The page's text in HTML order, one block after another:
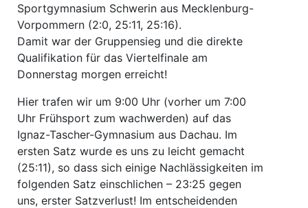
Sportgymnasium Schwerin aus Mecklenburg-
Vorpommern (2:0, 25:11, 25:16).
Damit war der Gruppensieg und die direkte
Qualifikation für das Viertelfinale am
Donnerstag morgen erreicht!
Hier trafen wir um 9:00 Uhr (vorher um 7:00
Uhr Frühsport zum wachwerden) auf das
Ignaz-Tascher-Gymnasium aus Dachau. Im
ersten Satz wurde es uns zu leicht gemacht
(25:11), so dass sich einige Nachlässigkeiten im
folgenden Satz einschlichen – 23:25 gegen
uns, erster Satzverlust! Im entscheidenden